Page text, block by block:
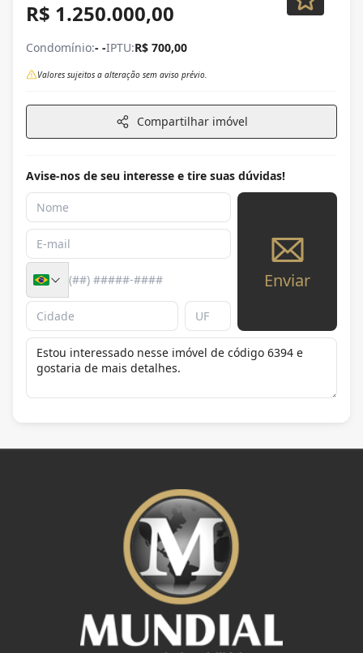
R$ 1.250.000,00
Condomínio:- -IPTU:R$ 700,00
Valores sujeitos a alteração sem aviso prévio.
Compartilhar imóvel
Avise-nos de seu interesse e tire suas dúvidas!
Enviar